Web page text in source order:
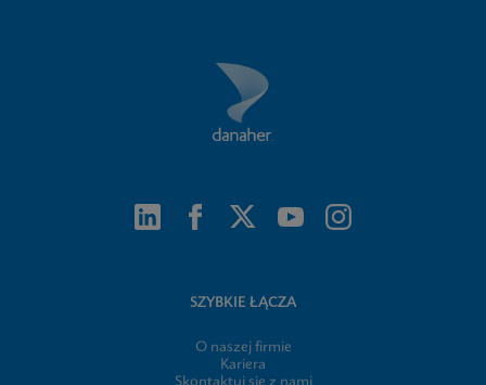
SZYBKIE ŁĄCZA
O naszej firmie
Kariera
Skontaktuj się z nami